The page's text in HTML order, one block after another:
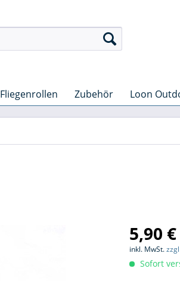
Fliegenrollen Zubehör Loon
5,90
inkl. MwSt.
Sofort